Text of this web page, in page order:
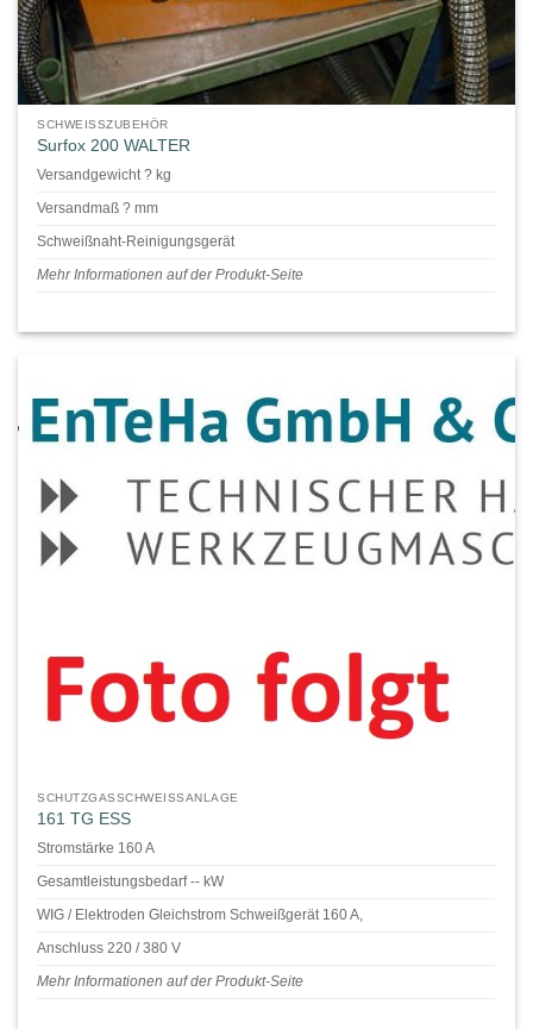
SCHWEISSZUBEHÖR
Surfox 200 WALTER
Versandgewicht ? kg
Versandmaß ? mm
Schweißnaht-Reinigungsgerät
Mehr Informationen auf der Produkt-Seite
SCHUTZGASSCHWEISSANLAGE
161 TG ESS
Stromstärke 160 A
Gesamtleistungsbedarf -- kW
WIG / Elektroden Gleichstrom Schweißgerät 160 A,
Anschluss 220 / 380 V
Mehr Informationen auf der Produkt-Seite